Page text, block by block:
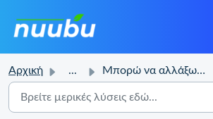
Αρχική ... Μπορώ να αλλάξω τη διεύθυνσή μου;